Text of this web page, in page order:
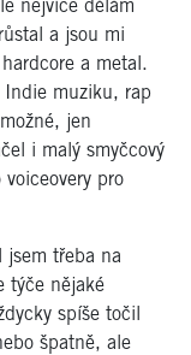
nejvíce dělám
a jsou mi
a metal.
Indie muziku, rap
jen
i malý smyčcový
pro
jsem třeba na
týče nějaké
spíše točil
špatně, ale